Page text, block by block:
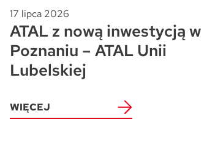
17 lipca 2026
ATAL z nową inwestycją w
Poznaniu – ATAL Unii
Lubelskiej
WIĘCEJ